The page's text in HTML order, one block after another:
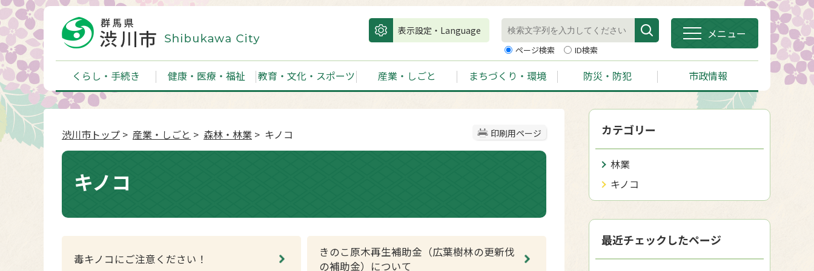
表示設定・Language
ページ検索 ID検索
メニュー
くらし・手続き 健康・医療・福祉 教育・文化・スポーツ 産業・しごと まちづくり・環境 防災・防犯 市政情報
印刷用ページ
渋川市トップ > 産業・しごと > 森林・林業 > キノコ
キノコ
毒キノコにご注意ください！
きのこ原木再生補助金（広葉樹林の更新伐
の補助金）について
カテゴリー
林業
キノコ
最近チェックしたページ